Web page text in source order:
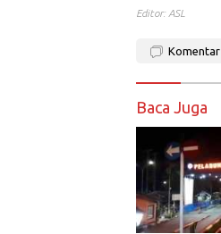
Editor: ASL
Komentar
Baca Juga